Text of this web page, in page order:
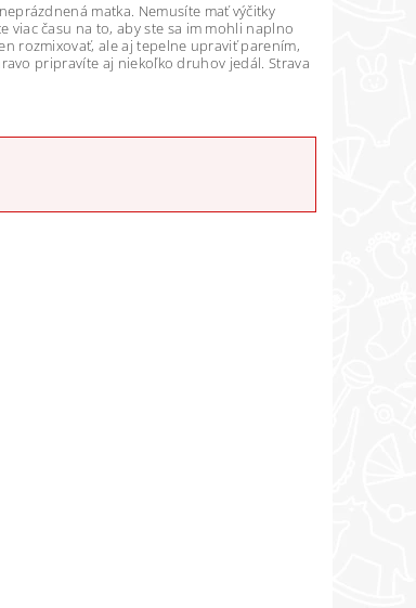
matka. Nemusíte mať výčitky
viac času na to, aby ste sa im mohli naplno
rozmixovať, ale aj tepelne upraviť parením,
pripravíte aj niekoľko druhov jedál. Strava